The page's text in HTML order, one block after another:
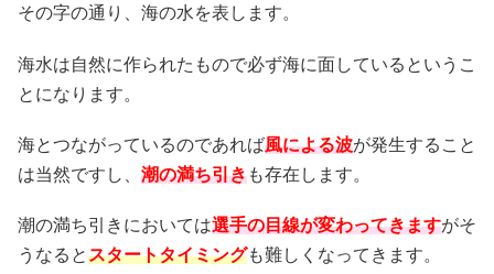
その字の通り、海の水を表します。
海水は自然に作られたもので必ず海に面しているというこ
とになります。
海とつながっているのであれば風による波が発生すること
は当然ですし、 潮の満ち引きも存在します。
潮の満ち引きにおいては選手の目線が変わってきますがそ
うなるとスタートタイミングも難しくなってきます。